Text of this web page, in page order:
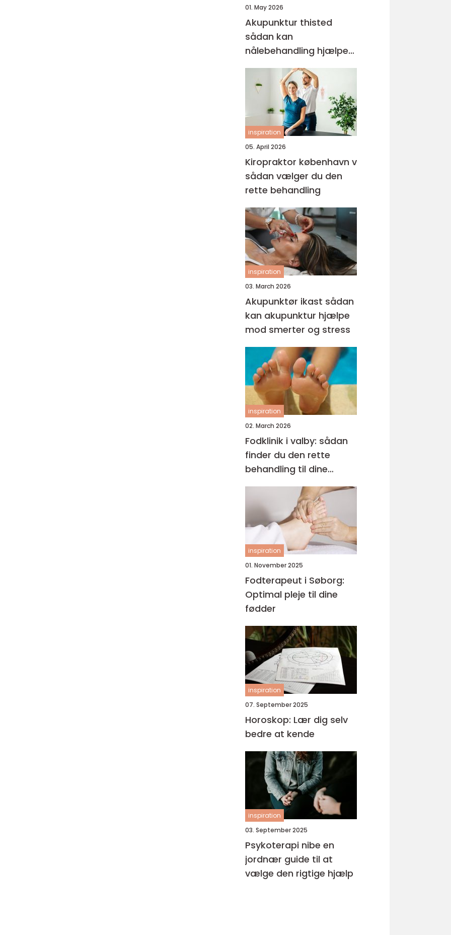
01. May 2026
Akupunktur thisted
sådan kan
nålebehandling hjælpe
krop og sind
inspiration
05. April 2026
Kiropraktor københavn v
sådan vælger du den
rette behandling
inspiration
03. March 2026
Akupunktør ikast sådan
kan akupunktur hjælpe
mod smerter og stress
inspiration
02. March 2026
Fodklinik i valby: sådan
finder du den rette
behandling til dine
fødder
inspiration
01. November 2025
Fodterapeut i Søborg:
Optimal pleje til dine
fødder
inspiration
07. September 2025
Horoskop: Lær dig selv
bedre at kende
inspiration
03. September 2025
Psykoterapi nibe en
jordnær guide til at
vælge den rigtige hjælp